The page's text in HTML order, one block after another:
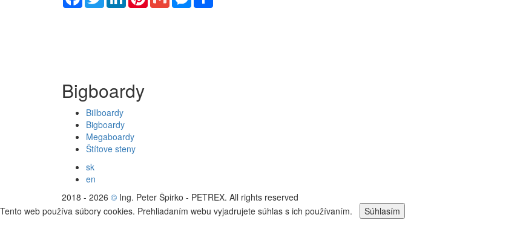
Bigboardy
Billboardy
Bigboardy
Megaboardy
Štítove steny
sk
en
2018 - 2026 © Ing. Peter Špirko - PETREX. All rights reserved
Tento web používa súbory cookies. Prehliadaním webu vyjadrujete súhlas s ich používaním.